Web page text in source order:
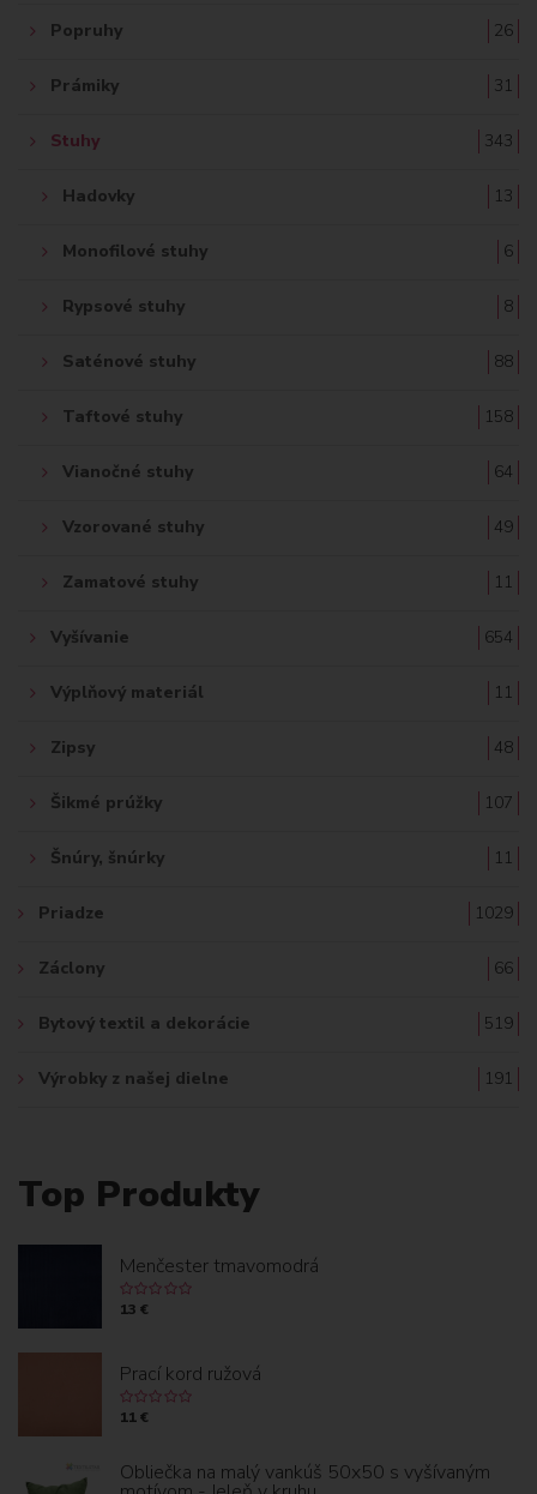
Popruhy 26
Prámiky 31
Stuhy 343
Hadovky 13
Monofilové stuhy 6
Rypsové stuhy 8
Saténové stuhy 88
Taftové stuhy 158
Vianočné stuhy 64
Vzorované stuhy 49
Zamatové stuhy 11
Vyšívanie 654
Výplňový materiál 11
Zipsy 48
Šikmé prúžky 107
Šnúry, šnúrky 11
Priadze 1029
Záclony 66
Bytový textil a dekorácie 519
Výrobky z našej dielne 191
Top Produkty
Menčester tmavomodrá
13 €
Prací kord ružová
11 €
Obliečka na malý vankúš 50x50 s vyšívaným